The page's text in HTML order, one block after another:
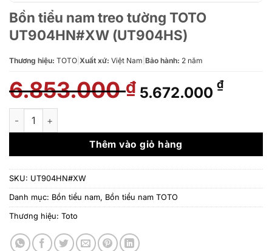
Bồn tiểu nam treo tường TOTO
UT904HN#XW (UT904HS)
Thương hiệu: TOTO Xuất xứ: Việt Nam Bảo hành: 2 năm
6.853.000₫ Giá
gốc
6.853.000 ₫.
5.672.000 ₫Giá
là:
Bồn tiểu nam treo tường TOTO UT904HN#XW (UT904HS) số
Thêm vào giỏ hàng
SKU: UT904HN#XW
Danh mục: Bồn tiểu nam, Bồn tiểu nam TOTO
Thương hiệu: Toto